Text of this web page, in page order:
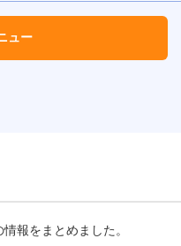
ュー
報をまとめました。